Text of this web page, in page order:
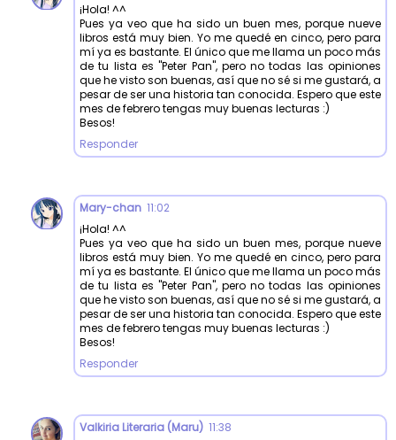
¡Hola! ^^
Pues ya veo que ha sido un buen mes, porque nueve
libros está muy bien. Yo me quedé en cinco, pero para
mí ya es bastante. El único que me llama un poco más
de tu lista es "Peter Pan", pero no todas las opiniones
que he visto son buenas, así que no sé si me gustará, a
pesar de ser una historia tan conocida. Espero que este
mes de febrero tengas muy buenas lecturas :)
Besos!
Responder
Mary-chan 11:02
¡Hola! ^^
Pues ya veo que ha sido un buen mes, porque nueve
libros está muy bien. Yo me quedé en cinco, pero para
mí ya es bastante. El único que me llama un poco más
de tu lista es "Peter Pan", pero no todas las opiniones
que he visto son buenas, así que no sé si me gustará, a
pesar de ser una historia tan conocida. Espero que este
mes de febrero tengas muy buenas lecturas :)
Besos!
Responder
Valkiria Literaria (Maru) 11:38